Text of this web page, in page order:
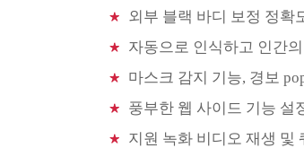
외부 블랙 바디 보정 정확
자동으로 인식하고 인간
마스크 감지 기능, 경보
풍부한 웹 사이드 기능 설
지원 녹화 비디오 재생 및